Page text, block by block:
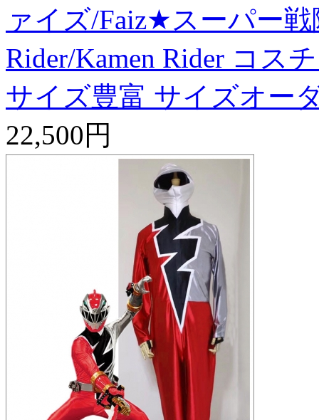
ァイズ/Faiz★スーパー
Rider/Kamen Rider コス
サイズ豊富 サイズオー
22,500円